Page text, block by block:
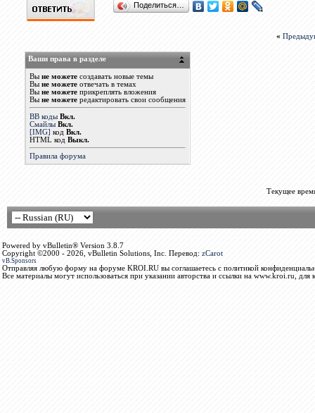
Поделиться…
«
Ваши права в разделе
Вы не можетесоздавать новые темы
Вы не можетеотвечать в темах
Вы не можетеприкреплять вложения
Вы не можетередактировать свои сообщения
BB коды Вкл.
Смайлы Вкл.
[IMG] код Вкл.
HTML код Выкл.
Правила форума
Текущее
Powered by vBulletin® Version 3.8.7
Copyright ©2000 - 2026, vBulletin Solutions, Inc. Перевод: zCarot
vB.Sponsors
Отправляя любую форму на форуме KROI.RU вы соглашаетесь с политикой
Все материалы могут использоваться при указании авторства и ссылки на www.kroi.ru, для